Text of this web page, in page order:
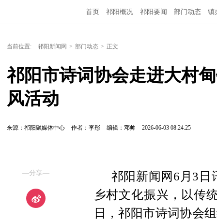
首页 祁阳概况 祁阳要闻 部门动态 镇
当前位置: 祁阳新闻网 > 部门动态 > 正文
祁阳市诗词协会走进大村
风活动
来源：祁阳融媒体中心 作者：李彤 编辑：邓帅 2026-06-03 08:24:25
—分享—
祁阳新闻网6月3日
乡村文化振兴，以传
日，祁阳市诗词协会